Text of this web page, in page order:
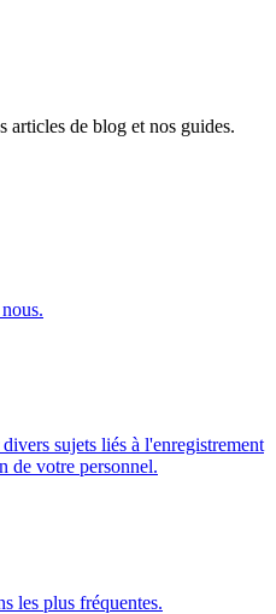
articles de blog et nos guides.
sujets liés à l'enregistrement
de votre personnel.
les plus fréquentes.